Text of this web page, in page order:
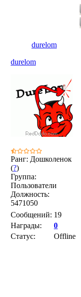
durelom
durelom
Ранг: Дошколенок
(?)
Группа:
Пользователи
Должность:
5471050
Сообщений: 19
Награды:
0
Статус:
Offline